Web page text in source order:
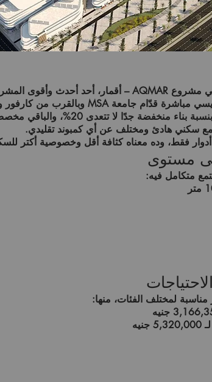
مشروع AQMAR – أقمار ، أحد أحدث وأقوى
مباشرة قدّام جامعة MSA وبالقرب منكارفور
بناء منخفضة جدًا لا تتعدى 20% ، والباقي
سكني هادئ ومختلف عن أي كمبوند تقليدي.
، وده معناه كثافة أقل وخصوصية أكتر
مستوى
متكامل فيه:
لمختلف الفئات، منها:
جنيه
5,320,000 جنيه